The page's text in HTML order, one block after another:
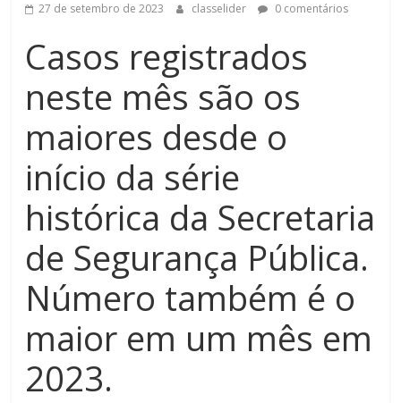
27 de setembro de 2023 classelider 0 comentários
Casos registrados
neste mês são os
maiores desde o
início da série
histórica da Secretaria
de Segurança Pública.
Número também é o
maior em um mês em
2023.